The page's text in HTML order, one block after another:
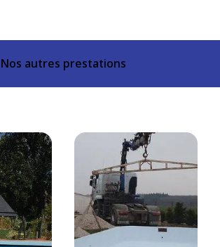
Nos autres prestations